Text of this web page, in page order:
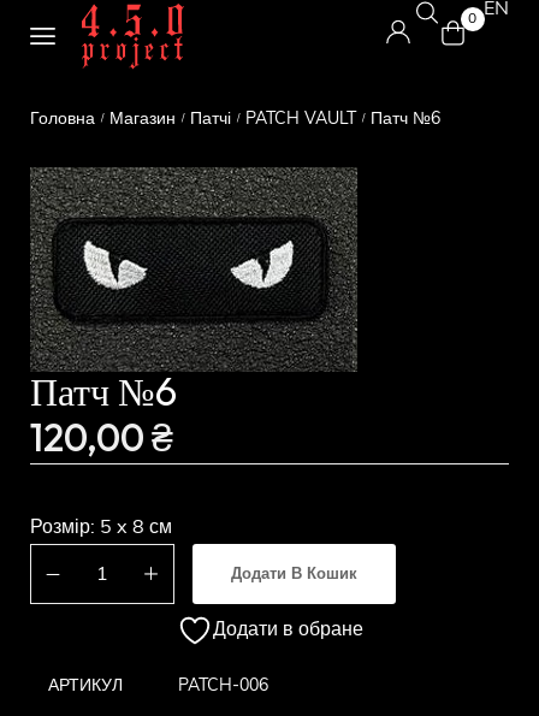
0 EN
Головна / Магазин / Патчі / PATCH VAULT / Патч №6
Патч №6
120,00₴
Розмір: 5 x 8 см
Додати В Кошик
Додати в обране
АРТИКУЛ PATCH-006